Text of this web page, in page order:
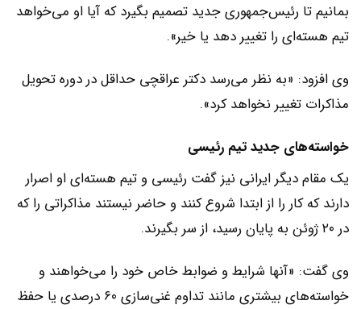
بمانیم تا رئیس‌جمهوری جدید تصمیم بگیرد که آیا او می‌خواهد
تیم هسته‌ای را تغییر دهد یا خیر».
وی افزود: «به نظر می‌رسد دکتر عراقچی حداقل در دوره تحویل
مذاکرات تغییر نخواهد کرد».
خواسته‌های جدید تیم رئیسی
یک مقام دیگر ایرانی نیز گفت رئیسی و تیم هسته‌ای او اصرار
دارند که کار را از ابتدا شروع کنند و حاضر نیستند مذاکراتی را که
در ۲۰ ژوئن به پایان رسید، از سر بگیرند.
وی گفت: «آنها شرایط و ضوابط خاص خود را می‌خواهند و
خواسته‌های بیشتری مانند تداوم غنی‌سازی ۶۰ درصدی یا حفظ